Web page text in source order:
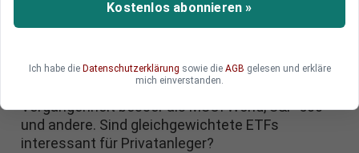
Aktien-Indizes sind typischerweise nach der
Marktkapitalisierung der enthaltenen Aktien
Gleichgewichtete Indizes reduzieren das
Klumpenrisiko und rentierten zugleich in der
Vergangenheit besser als MSCI World, S&P 500
und andere. Sind gleichgewichtete ETFs
interessant für Privatanleger?
Kostenlos abonnieren »
Ich habe die Datenschutzerklärung sowie die AGB gelesen und erkläre
mich einverstanden.